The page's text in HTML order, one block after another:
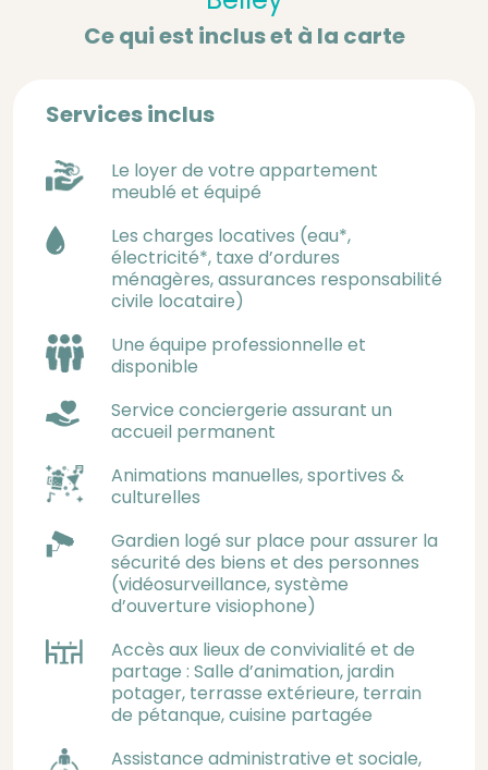
Ce qui est inclus et à la carte
Services inclus
Le loyer de votre appartement
meublé et équipé
Les charges locatives (eau*,
électricité*, taxe d’ordures
ménagères, assurances responsabilité
civile locataire)
Une équipe professionnelle et
disponible
Service conciergerie assurant un
accueil permanent
Animations manuelles, sportives &
culturelles
Gardien logé sur place pour assurer la
sécurité des biens et des personnes
(vidéosurveillance, système
d’ouverture visiophone)
Accès aux lieux de convivialité et de
partage : Salle d’animation, jardin
potager, terrasse extérieure, terrain
de pétanque, cuisine partagée
Assistance administrative et sociale,